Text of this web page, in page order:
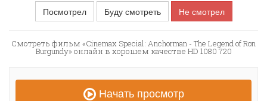
Посмотрел
Буду смотреть Не смотрел
Смотреть фильм «Cinemax Special: Anchorman - The Legend of Ron
Burgundy» онлайн в хорошем качестве HD 1080 720
Начать просмотр